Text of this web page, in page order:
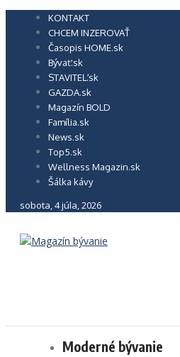
Preskočiť
KONTAKT
CHCEM INZEROVAŤ
Časopis HOME.sk
Bývať.sk
STAVITEĽ.sk
GAZDA.sk
Magazín BOLD
Família.sk
News.sk
Top5.sk
Wellness Magazin.sk
Šálka kávy
sobota, 4 júla, 2026
Moderné bývanie